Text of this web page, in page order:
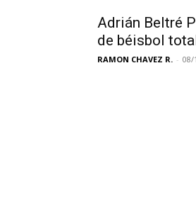
Adrián Beltré
de béisbol
RAMON CHAVEZ R. - 08/